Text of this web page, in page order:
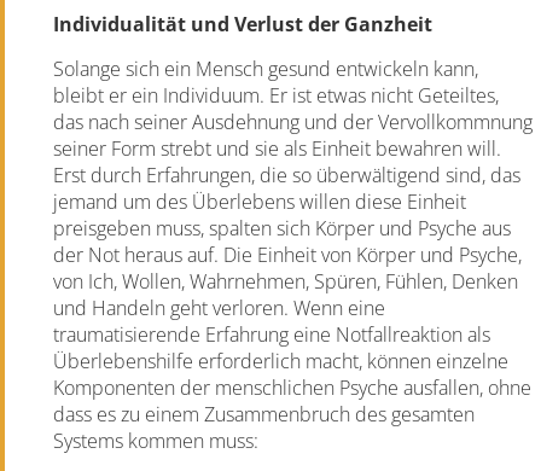
Individualität und Verlust der Ganzheit
Solange sich ein Mensch gesund entwickeln kann,
bleibt er ein Individuum. Er ist etwas nicht Geteiltes,
das nach seiner Ausdehnung und der Vervollkommnung
seiner Form strebt und sie als Einheit bewahren will.
Erst durch Erfahrungen, die so überwältigend sind, das
jemand um des Überlebens willen diese Einheit
preisgeben muss, spalten sich Körper und Psyche aus
der Not heraus auf. Die Einheit von Körper und Psyche,
von Ich, Wollen, Wahrnehmen, Spüren, Fühlen, Denken
und Handeln geht verloren. Wenn eine
traumatisierende Erfahrung eine Notfallreaktion als
Überlebenshilfe erforderlich macht, können einzelne
Komponenten der menschlichen Psyche ausfallen, ohne
dass es zu einem Zusammenbruch des gesamten
Systems kommen muss: